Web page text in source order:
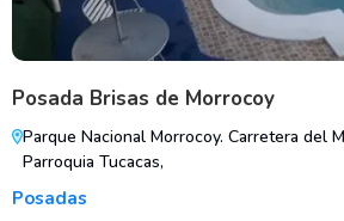
Posada Brisas de Morrocoy
Parque Nacional Morrocoy. Carretera del
Parroquia Tucacas,
Posadas